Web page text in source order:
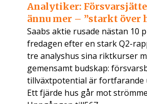
Analytiker:
ännu mer – ”starkt över
Saabs aktie rusade nästan 10
fredagen efter en stark Q2-
tre analyshus sina riktkurser
gemensamt budskap:
tillväxtpotential är fortfarande
Ett fjärde hus går mot